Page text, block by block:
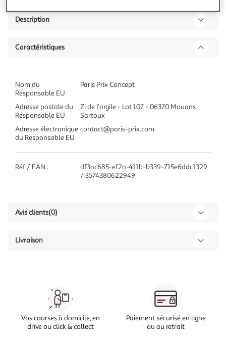
Description
Caractéristiques
Nom du
Responsable EU
Paris Prix Concept
Adresse postale du
Responsable EU
Zi de l'argile - Lot 107 - 06370 Mouans
Sartoux
Adresse électronique
du Responsable EU
contact@paris-prix.com
Réf / EAN :
df3ac685-ef2a-411b-b339-715e6ddc1329
/ 3574380622949
Avis clients(0)
Livraison
Vos courses à domicile, en
drive ou click & collect
Paiement sécurisé en ligne
ou au retrait